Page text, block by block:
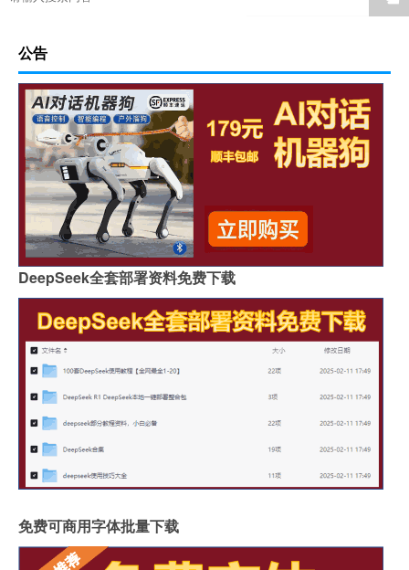
公告
DeepSeek全套部署资料免费下载
免费可商用字体批量下载